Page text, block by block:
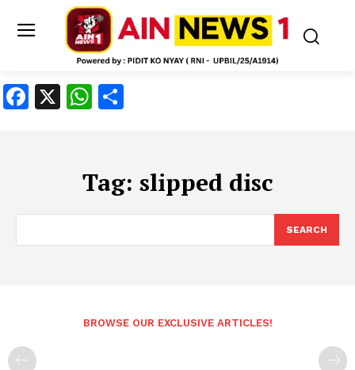
Facebook
X WhatsApp
Tag: slipped disc
SEARCH
BROWSE OUR EXCLUSIVE ARTICLES!